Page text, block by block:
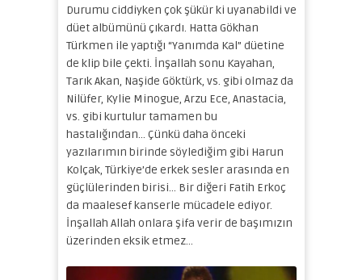
Durumu ciddiyken çok şükür ki uyanabildi ve
düet albümünü çıkardı. Hatta Gökhan
Türkmen ile yaptığı “Yanımda Kal” düetine
de klip bile çekti. İnşallah sonu Kayahan,
Tarık Akan, Naşide Göktürk, vs. gibi olmaz da
Nilüfer, Kylie Minogue, Arzu Ece, Anastacia,
vs. gibi kurtulur tamamen bu
hastalığından… Çünkü daha önceki
yazılarımın birinde söylediğim gibi Harun
Kolçak, Türkiye’de erkek sesler arasında en
güçlülerinden birisi… Bir diğeri Fatih Erkoç
da maalesef kanserle mücadele ediyor.
İnşallah Allah onlara şifa verir de başımızın
üzerinden eksik etmez…